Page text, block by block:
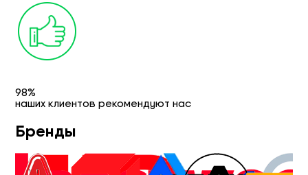
98%
наших клиентов рекомендуют нас
Бренды